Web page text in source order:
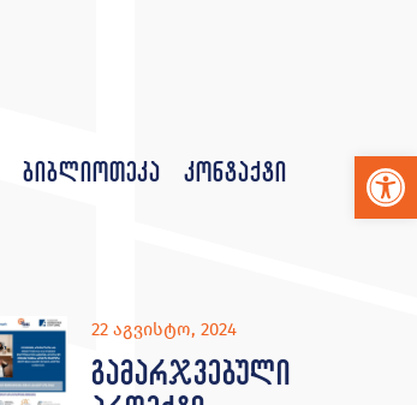
ბიბლიოთეკა კონტაქტი
22 აგვისტო, 2024
გამარჯვებული